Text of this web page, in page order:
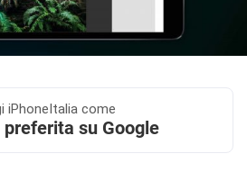
iPhoneItalia come
preferita su Google